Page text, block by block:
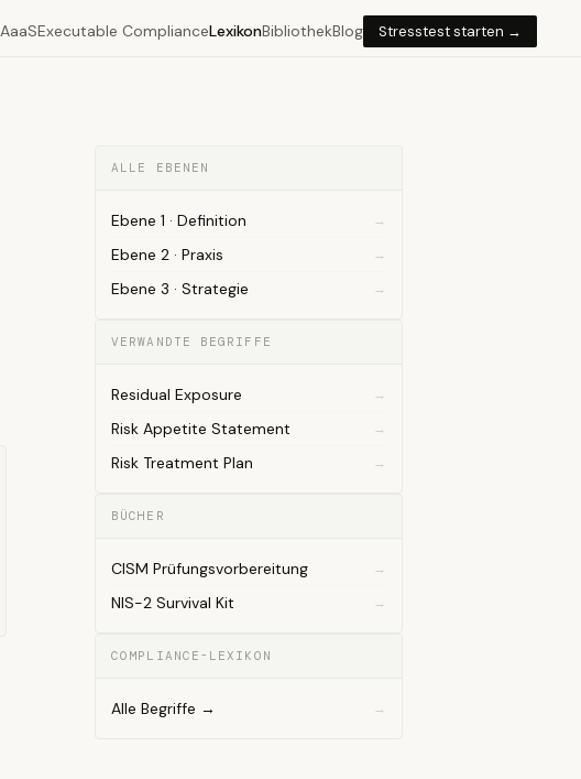
AaaSExecutable ComplianceLexikonBibliothekBlog Stresstest starten →
ALLE EBENEN
Ebene 1 · Definition
Ebene 2 · Praxis
Ebene 3 · Strategie
VERWANDTE BEGRIFFE
Residual Exposure
Risk Appetite Statement
Risk Treatment Plan
BÜCHER
CISM Prüfungsvorbereitung
NIS-2 Survival Kit
COMPLIANCE-LEXIKON
Alle Begriffe →